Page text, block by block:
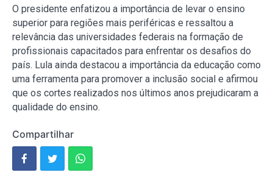
O presidente enfatizou a importância de levar o ensino
superior para regiões mais periféricas e ressaltou a
relevância das universidades federais na formação de
profissionais capacitados para enfrentar os desafios do
país. Lula ainda destacou a importância da educação como
uma ferramenta para promover a inclusão social e afirmou
que os cortes realizados nos últimos anos prejudicaram a
qualidade do ensino.
Compartilhar